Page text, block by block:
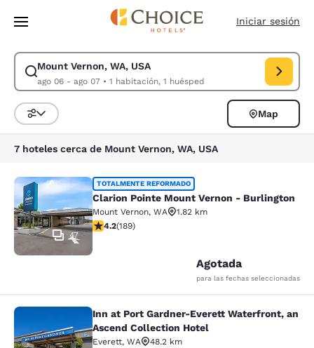
Saltar A Contenido Principal
Iniciar sesión
Mount Vernon, WA, USA
ago 06 - ago 07• 1 habitación, 1 huésped
Modificar búsqueda para Mount Vernon, WA, USA. Fecha de entrada
Ordenar y filtrar
Map
7 hoteles cerca de Mount Vernon, WA, USA
Clarion Pointe Mount Vernon -
47
TOTALMENTE REFORMADO
Clarion Pointe Mount Vernon - Burlington
Mount Vernon, WA
1.82 km
Calificación de 4.24 estrellas. Excelente. 189 reseñas
4.2(189)
Agotada
para las fechas seleccionadas
Inn at Port Gardner-Everett
Inn at Port Gardner-Everett Waterfront, an
Ascend Collection Hotel
Everett, WA
48.2 km